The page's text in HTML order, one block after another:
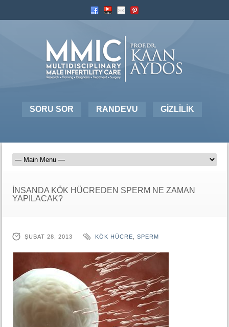
SORU SOR RANDEVU GİZLİLİK
İNSANDA KÖK HÜCREDEN SPERM NE ZAMAN
YAPILACAK?
ŞUBAT 28, 2013 KÖK HÜCRE SPERM